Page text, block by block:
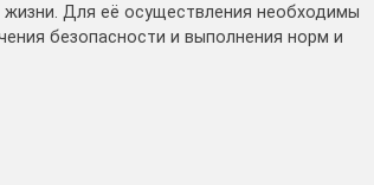
Для её осуществления необходимы
безопасности и выполнения норм и